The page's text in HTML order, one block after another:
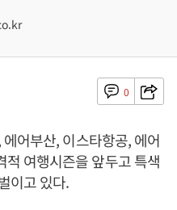
0
어부산, 이스타항공, 에어
여행시즌을 앞두고 특색
이고 있다.